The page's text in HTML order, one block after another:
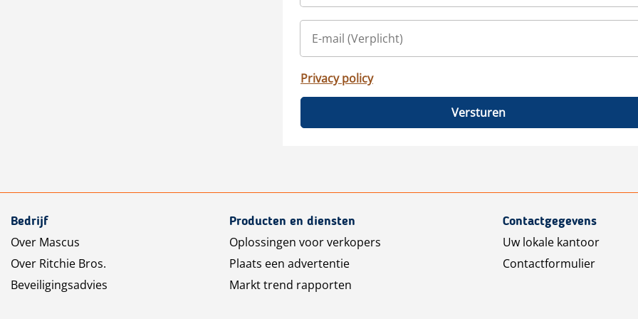
Privacy policy
Versturen
Bedrijf
Over Mascus
Over Ritchie Bros.
Beveiligingsadvies
Producten en diensten
Oplossingen voor verkopers
Plaats een advertentie
Markt trend rapporten
Contactgegevens
Uw lokale kantoor
Contactformulier